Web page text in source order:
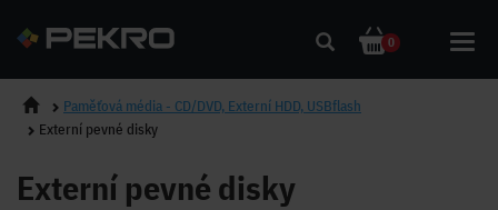
0
Paměťová média - CD/DVD, Externí HDD, USBflash
Externí pevné disky
Externí pevné disky